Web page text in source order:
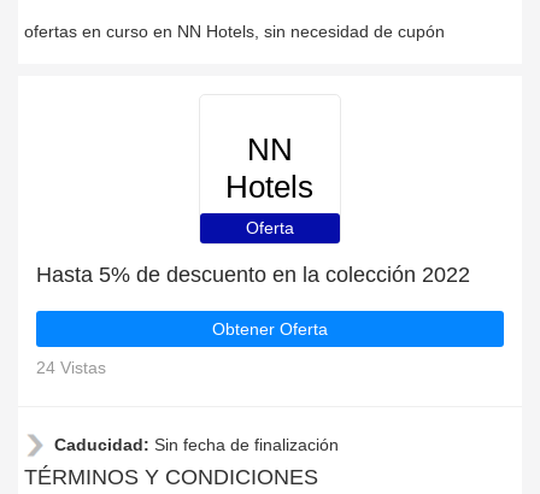
ofertas en curso en NN Hotels, sin necesidad de cupón
NN
Hotels
Oferta
Hasta 5% de descuento en la colección 2022
Obtener Oferta
24 Vistas
Caducidad: Sin fecha de finalización
TÉRMINOS Y CONDICIONES